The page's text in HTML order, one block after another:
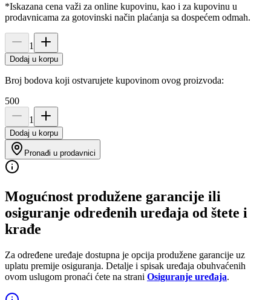
*Iskazana cena važi za online kupovinu, kao i za kupovinu u
prodavnicama za gotovinski način plaćanja sa dospećem odmah.
1
Dodaj u korpu
Broj bodova koji ostvarujete kupovinom ovog proizvoda:
500
1
Dodaj u korpu
Pronađi u prodavnici
Mogućnost produžene garancije ili
osiguranje određenih uređaja od štete i
krađe
Za određene uređaje dostupna je opcija produžene garancije uz
uplatu premije osiguranja. Detalje i spisak uređaja obuhvaćenih
ovom uslugom pronaći ćete na strani Osiguranje uređaja.